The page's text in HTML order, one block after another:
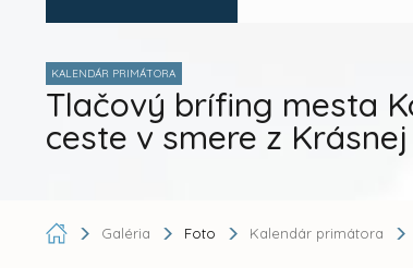
KALENDÁR PRIMÁTORA
Tlačový brífing mesta
ceste v smere z
Galéria Foto Kalendár primátora